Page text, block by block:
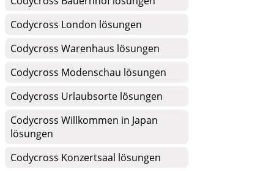
Codycross London lösungen
Codycross Warenhaus lösungen
Codycross Modenschau lösungen
Codycross Urlaubsorte lösungen
Codycross Willkommen in Japan
lösungen
Codycross Konzertsaal lösungen